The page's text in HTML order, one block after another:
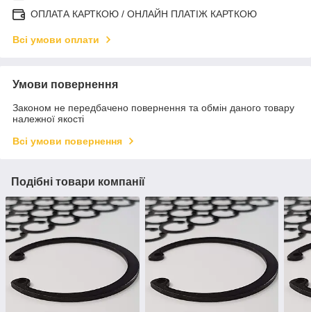
ОПЛАТА КАРТКОЮ / ОНЛАЙН ПЛАТІЖ КАРТКОЮ
Всі умови оплати
Умови повернення
Законом не передбачено повернення та обмін даного товару
належної якості
Всі умови повернення
Подібні товари компанії